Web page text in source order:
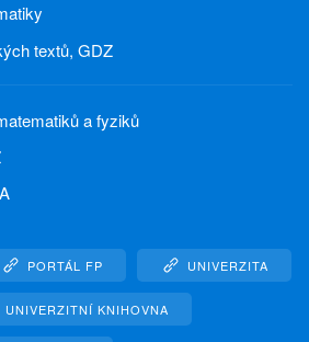
textů, GDZ
a fyziků
PORTÁL FP UNIVERZITA
UNIVERZITNÍ KNIHOVNA